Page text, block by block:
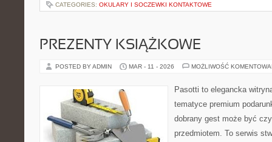
CATEGORIES: OKULARY I SOCZEWKI KONTAKTOWE
PREZENTY KSIĄŻKOWE
POSTED BY ADMIN MAR - 11 - 2026 MOŻLIWOŚĆ
Pasotti to elegancka
tematyce premium
dobrany gest może być
przedmiotem. To serwis